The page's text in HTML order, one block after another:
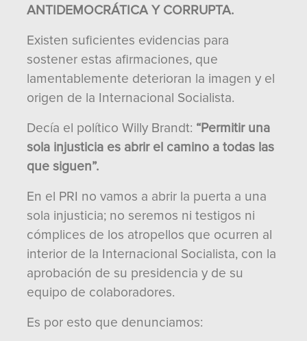
ANTIDEMOCRÁTICA Y CORRUPTA.
Existen suficientes evidencias para
sostener estas afirmaciones, que
lamentablemente deterioran la imagen y el
origen de la Internacional Socialista.
Decía el político Willy Brandt: “Permitir una
sola injusticia es abrir el camino a todas las
que siguen”.
En el PRI no vamos a abrir la puerta a una
sola injusticia; no seremos ni testigos ni
cómplices de los atropellos que ocurren al
interior de la Internacional Socialista, con la
aprobación de su presidencia y de su
equipo de colaboradores.
Es por esto que denunciamos: